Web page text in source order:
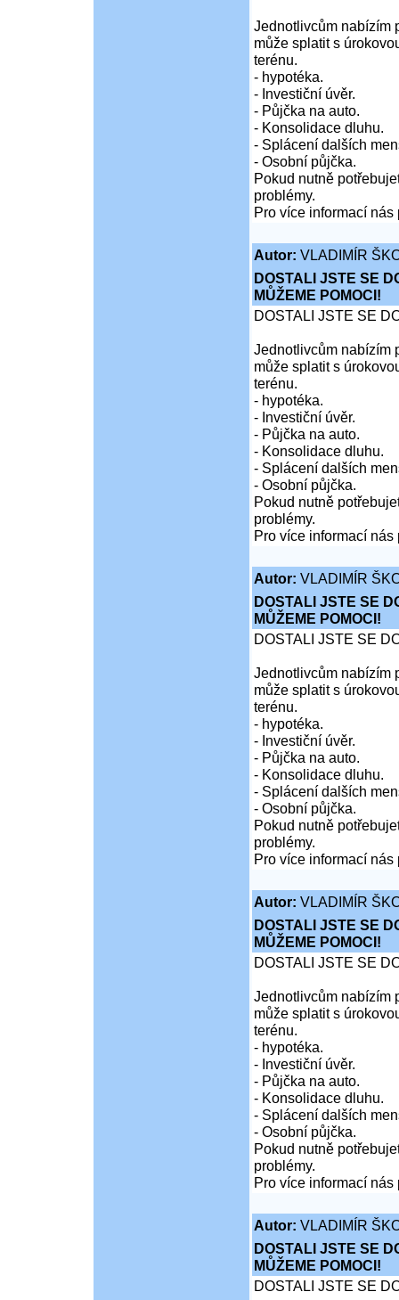
Jednotlivcům nabízím
může splatit s
terénu.
- hypotéka.
- Investiční úvěr.
- Půjčka na auto.
- Konsolidace dluhu.
- Splácení dalších
- Osobní půjčka.
Pokud nutně
problémy.
Pro více informací nás
Autor: VLADIMÍR
DOSTALI JSTE SE
MŮŽEME POMOCI!
DOSTALI JSTE SE
Jednotlivcům nabízím
může splatit s
terénu.
- hypotéka.
- Investiční úvěr.
- Půjčka na auto.
- Konsolidace dluhu.
- Splácení dalších
- Osobní půjčka.
Pokud nutně
problémy.
Pro více informací nás
Autor: VLADIMÍR
DOSTALI JSTE SE
MŮŽEME POMOCI!
DOSTALI JSTE SE
Jednotlivcům nabízím
může splatit s
terénu.
- hypotéka.
- Investiční úvěr.
- Půjčka na auto.
- Konsolidace dluhu.
- Splácení dalších
- Osobní půjčka.
Pokud nutně
problémy.
Pro více informací nás
Autor: VLADIMÍR
DOSTALI JSTE SE
MŮŽEME POMOCI!
DOSTALI JSTE SE
Jednotlivcům nabízím
může splatit s
terénu.
- hypotéka.
- Investiční úvěr.
- Půjčka na auto.
- Konsolidace dluhu.
- Splácení dalších
- Osobní půjčka.
Pokud nutně
problémy.
Pro více informací nás
Autor: VLADIMÍR
DOSTALI JSTE SE
MŮŽEME POMOCI!
DOSTALI JSTE SE